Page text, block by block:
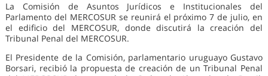
La Comisión de Asuntos Jurídicos e Institucionales del
Parlamento del MERCOSUR se reunirá el próximo 7 de julio, en
el edificio del MERCOSUR, donde discutirá la creación del
Tribunal Penal del MERCOSUR.
El Presidente de la Comisión, parlamentario uruguayo Gustavo
Borsari, recibió la propuesta de creación de un Tribunal Penal